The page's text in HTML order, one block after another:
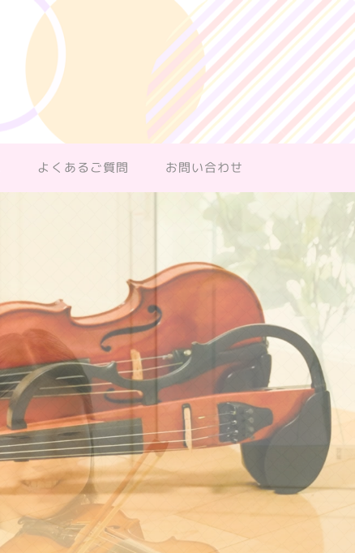
よくあるご質問 お問い合わせ